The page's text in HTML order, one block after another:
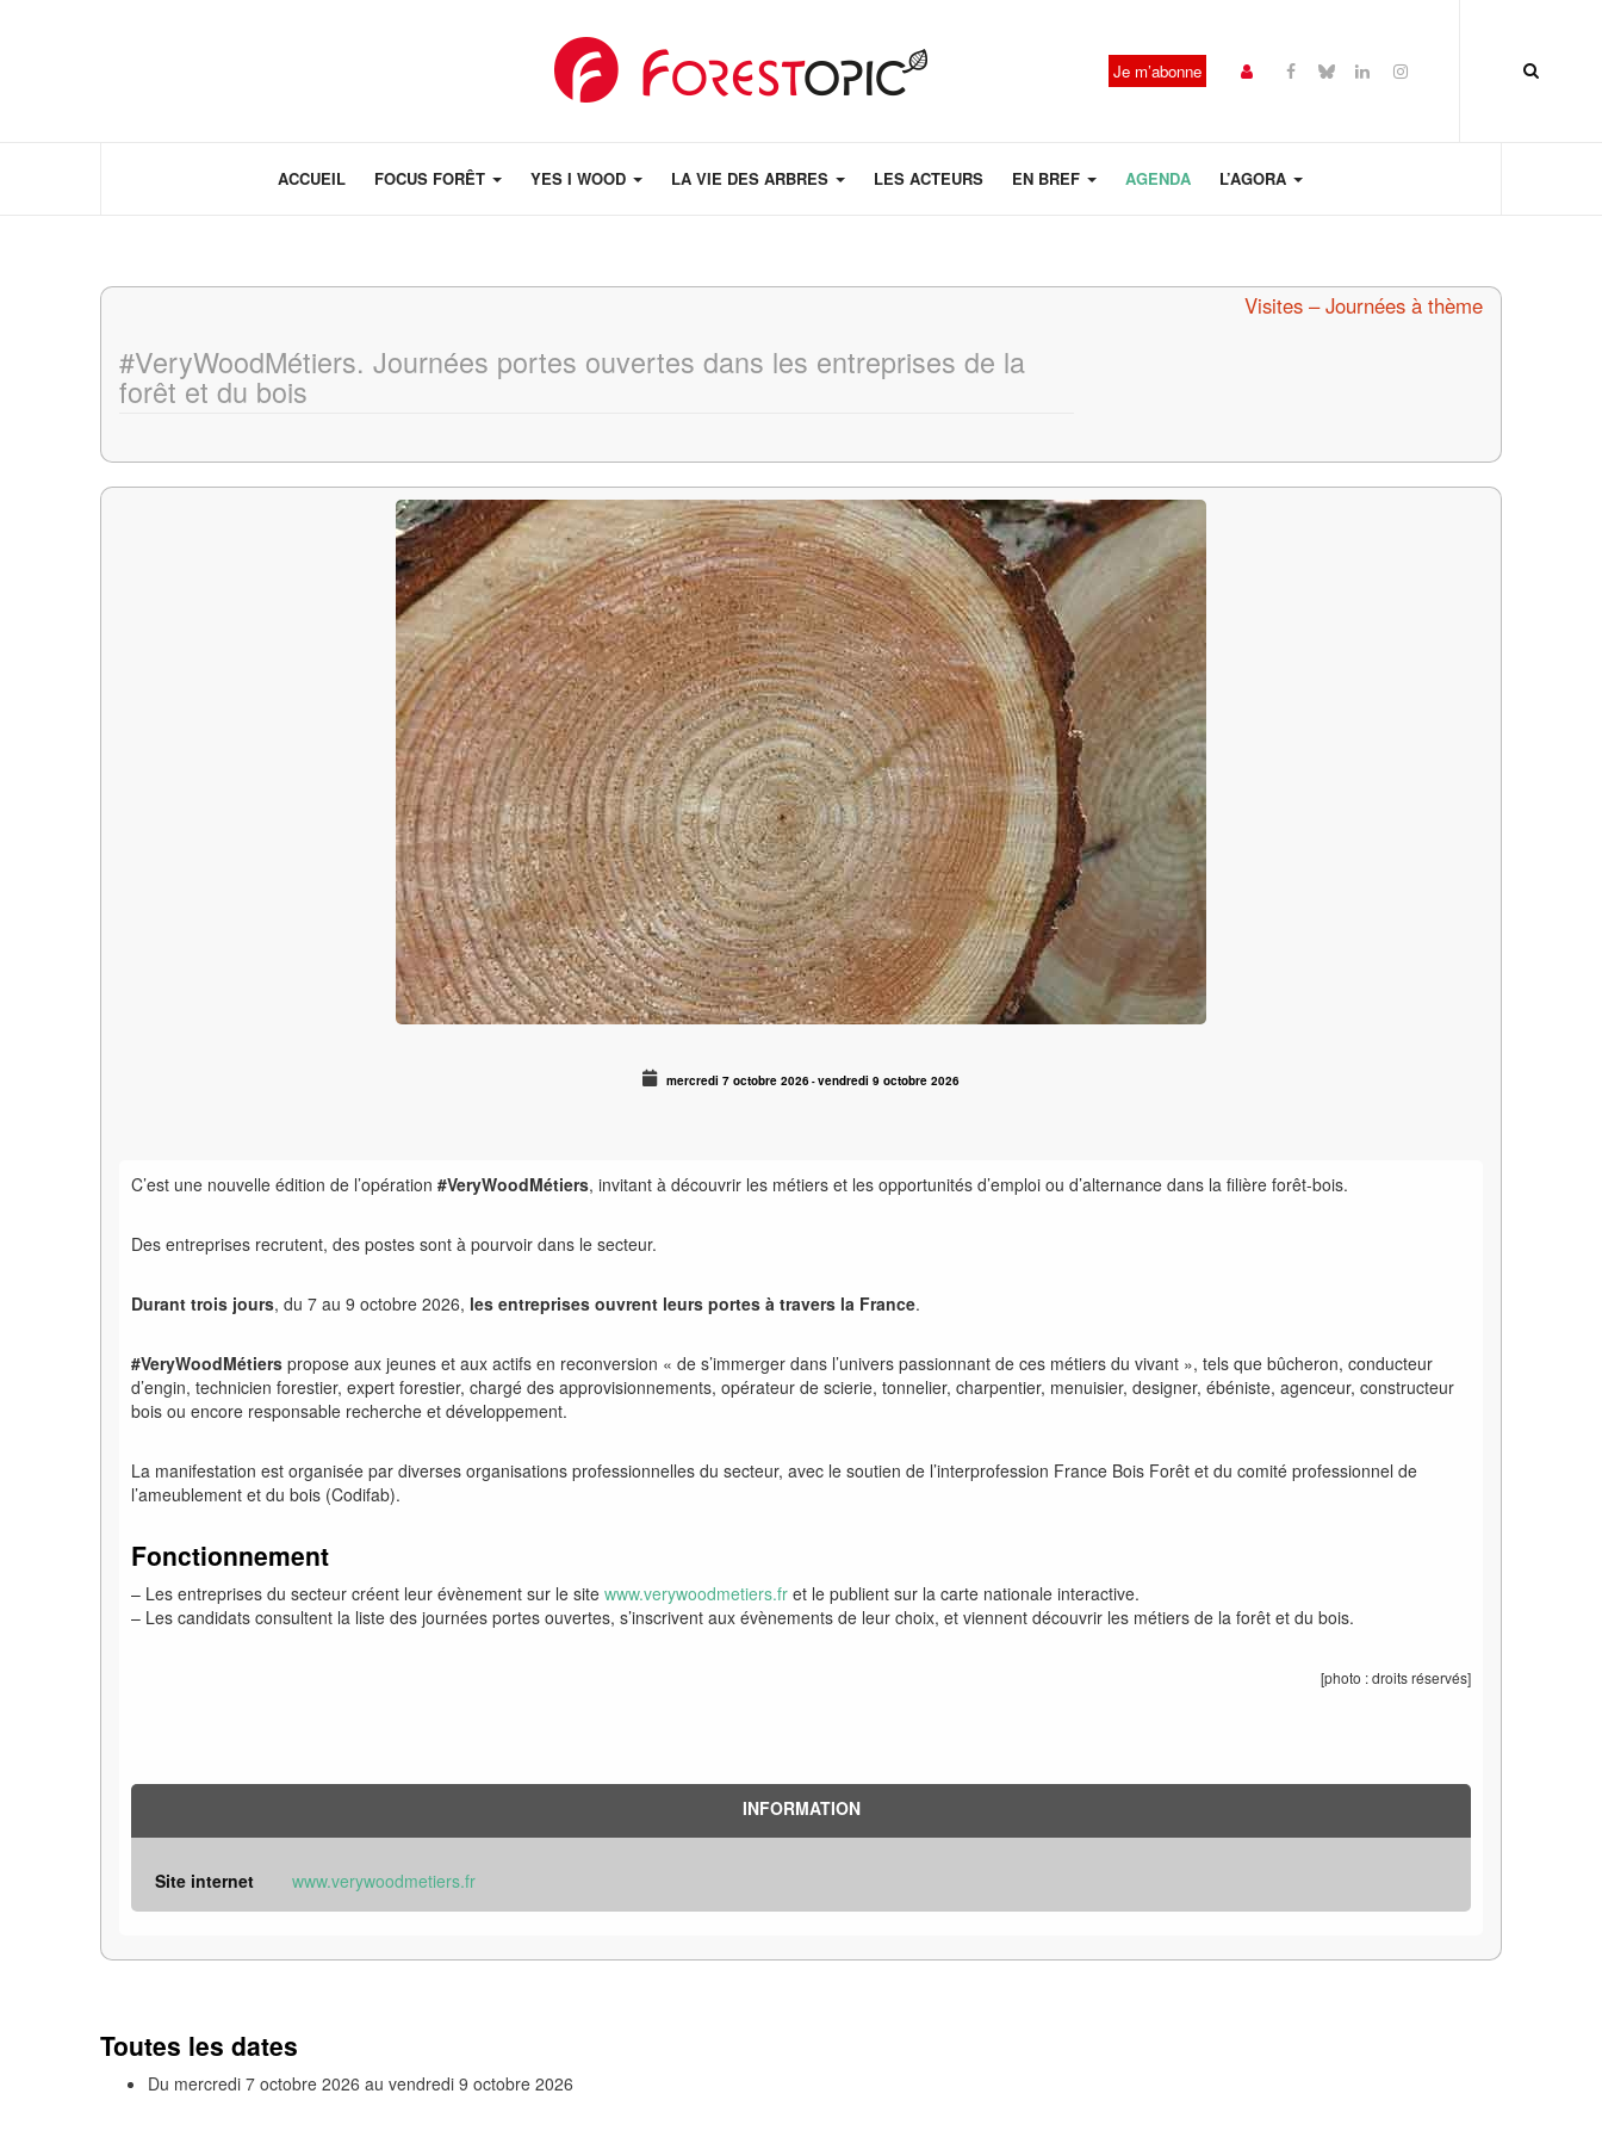
Je m’abonne
ACCUEIL FOCUS FORÊT YES I WOOD LA VIE DES ARBRES LES ACTEURS EN BREF AGENDA L’AGORA
#VeryWoodMétiers. Journées portes ouvertes dans les entreprises de la
forêt et du bois
Visites – Journées à thème
mercredi 7 octobre 2026-vendredi 9 octobre 2026
C’est une nouvelle édition de l’opération #VeryWoodMétiers, invitant à découvrir les métiers et les opportunités d’emploi ou d’alternance dans la filière forêt-bois.
Des entreprises recrutent, des postes sont à pourvoir dans le secteur.
Durant trois jours, du 7 au 9 octobre 2026, les entreprises ouvrent leurs portes à travers la France.
#VeryWoodMétiers propose aux jeunes et aux actifs en reconversion « de s’immerger dans l’univers passionnant de ces métiers du vivant », tels que bûcheron, conducteur
d’engin, technicien forestier, expert forestier, chargé des approvisionnements, opérateur de scierie, tonnelier, charpentier, menuisier, designer, ébéniste, agenceur, constructeur
bois ou encore responsable recherche et développement.
La manifestation est organisée par diverses organisations professionnelles du secteur, avec le soutien de l’interprofession France Bois Forêt et du comité professionnel de
l’ameublement et du bois (Codifab).
Fonctionnement
– Les entreprises du secteur créent leur évènement sur le site www.verywoodmetiers.fr et le publient sur la carte nationale interactive.
– Les candidats consultent la liste des journées portes ouvertes, s’inscrivent aux évènements de leur choix, et viennent découvrir les métiers de la forêt et du bois.
[photo : droits réservés]
INFORMATION
Site internet www.verywoodmetiers.fr
Toutes les dates
Du mercredi 7 octobre 2026 au vendredi 9 octobre 2026